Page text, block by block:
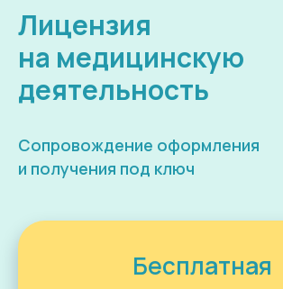
Лицензия
на медицинскую
деятельность
Сопровождение оформления
и получения под ключ
Бесплатная